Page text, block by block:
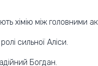
хімію між
сильної Аліси.
Богдан.